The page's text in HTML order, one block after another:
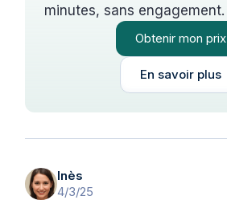
minutes, sans engagement.
Obtenir mon prix
En savoir plus
Inès
4/3/25